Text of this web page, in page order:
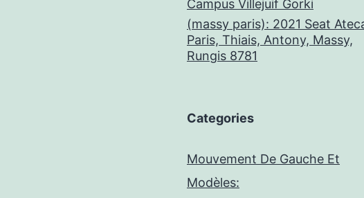
Campus Villejuif Gorki
(massy paris): 2021 Seat
Paris, Thiais, Antony, Massy,
Rungis 8781
Categories
Mouvement De Gauche Et
Modèles: